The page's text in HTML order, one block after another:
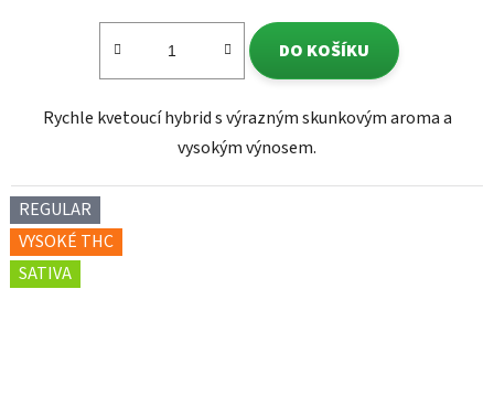
DO KOŠÍKU
Rychle kvetoucí hybrid s výrazným skunkovým aroma a
vysokým výnosem.
REGULAR
VYSOKÉ THC
SATIVA